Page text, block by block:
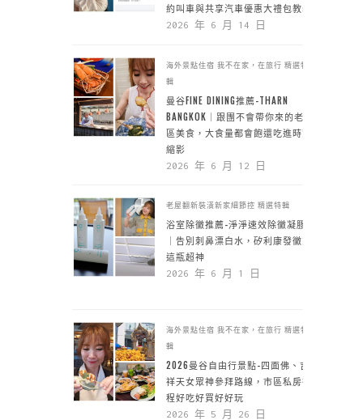
約叫車與共享汽車優惠大禮包教學
2026 年 6 月 14 日
海外景點住宿 我不在家，在旅行 精選特
輯
曼谷FINE DINING推薦-THARN
BANGKOK｜跟團不會帶你來的老城
區美食，大食量都會飽還吃進時空
縮影
2026 年 6 月 12 日
老屋翻新裝潢新家細節控 精選特輯
浴室除黴推薦-淨淨速效除黴凝膠
｜告別刺鼻漂白水，矽利康發黴靠
這瓶超神
2026 年 6 月 1 日
海外景點住宿 我不在家，在旅行 精選特
輯
2026曼谷自由行景點-四面佛、吉
祥天女眾神參拜路線，市區私房行
程好吃好買好好玩
2026 年 5 月 26 日